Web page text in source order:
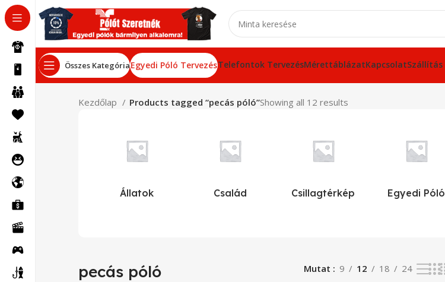
Összes KategóriaEgyedi Póló TervezésTelefontok TervezésMérettáblázatKapcsolatSzállítás
Kezdőlap Products tagged “pecás póló”Showing all 12 results
Állatok Család Csillagtérkép Egyedi Póló
pecás póló Mutat 9 12 18 24